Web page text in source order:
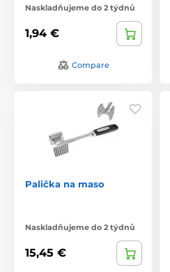
Naskladňujeme do 2 týdnů
1,94 €
Compare
Palička na maso
Naskladňujeme do 2 týdnů
15,45 €